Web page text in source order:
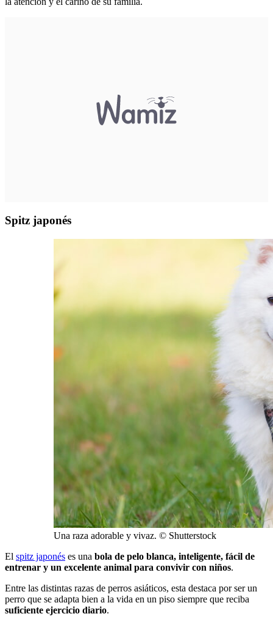
Spitz japonés
Una raza adorable y vivaz. © Shutterstock
El spitz japonés es una bola de pelo blanca, inteligente, fácil de
entrenar y un excelente animal para convivir con niños.
Entre las distintas razas de perros asiáticos, esta destaca por ser un
perro que se adapta bien a la vida en un piso siempre que reciba
suficiente ejercicio diario.